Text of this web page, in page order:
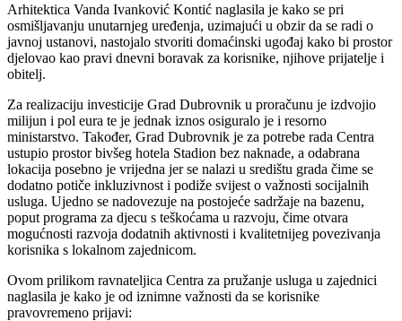
Arhitektica Vanda Ivanković Kontić naglasila je kako se pri
osmišljavanju unutarnjeg uređenja, uzimajući u obzir da se radi o
javnoj ustanovi, nastojalo stvoriti domaćinski ugođaj kako bi prostor
djelovao kao pravi dnevni boravak za korisnike, njihove prijatelje i
obitelj.
Za realizaciju investicije Grad Dubrovnik u proračunu je izdvojio
milijun i pol eura te je jednak iznos osiguralo je i resorno
ministarstvo. Također, Grad Dubrovnik je za potrebe rada Centra
ustupio prostor bivšeg hotela Stadion bez naknade, a odabrana
lokacija posebno je vrijedna jer se nalazi u središtu grada čime se
dodatno potiče inkluzivnost i podiže svijest o važnosti socijalnih
usluga. Ujedno se nadovezuje na postojeće sadržaje na bazenu,
poput programa za djecu s teškoćama u razvoju, čime otvara
mogućnosti razvoja dodatnih aktivnosti i kvalitetnijeg povezivanja
korisnika s lokalnom zajednicom.
Ovom prilikom ravnateljica Centra za pružanje usluga u zajednici
naglasila je kako je od iznimne važnosti da se korisnike
pravovremeno prijavi: